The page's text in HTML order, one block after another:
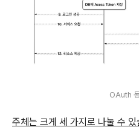
OAuth
주체는 크게 세 가지로 나눌 수 있